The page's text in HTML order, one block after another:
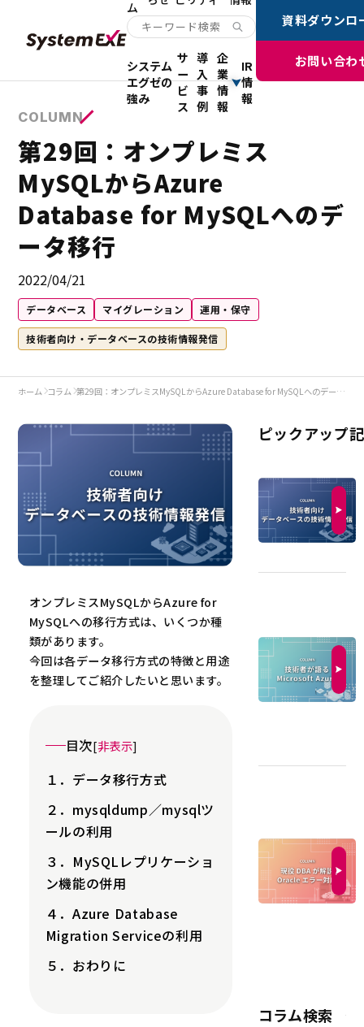
ム
システム
エグゼの
強み
サ
ー
ビ
ス
導
入
事
例
企
業
情
報
IR
情
報
資料ダウンロ
お問い合わ
COLUMN
第29回：オンプレミス
MySQLからAzure
Database for MySQLへのデ
ータ移行
2022/04/21
データベース マイグレーション 運用・保守
技術者向け・データベースの技術情報発信
ホーム コラム 第29回：オンプレミスMySQLからAzure Database for MySQLへのデータ移行
オンプレミスMySQLからAzure for
MySQLへの移行方式は、いくつか種
類があります。
今回は各データ移行方式の特徴と用途
を整理してご紹介したいと思います。
目次[非表示]
１．データ移行方式
２．mysqldump／mysqlツ
ールの利用
３．MySQLレプリケーショ
ン機能の併用
４．Azure Database
Migration Serviceの利用
５．おわりに
ピックアップ
コラム検索